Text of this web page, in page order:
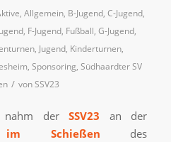
,Allgemein, B-Jugend,C-Jugend,
, F-Jugend, Fußball, G-Jugend,
, Jugend, Kinderturnen,
, Sponsoring, Südhaardter SV
/ vonSSV23
nahm derSSV23 an der
im Schießen des